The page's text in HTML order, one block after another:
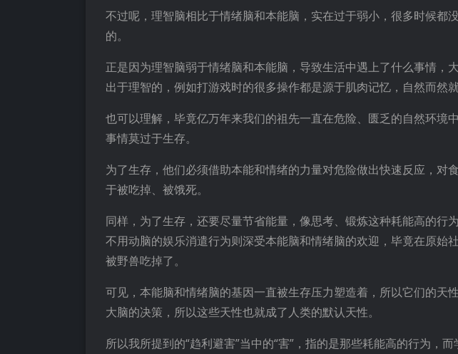
不过呢，理智脑相比于情绪脑和本能脑，实在过于弱小，很多时候都
的。
正是因为理智脑弱于情绪脑和本能脑，导致生活中遇上了什么事情，
出于理智的，例如打游戏时的很多操作都是源于肌肉记忆，自然而然
也可以理解，毕竟亿万年来我们的祖先一直在危险、匮乏的自然环境
事情莫过于生存。
为了生存，他们必须借助本能和情绪的力量对危险做出快速反应，对
于被吃掉、被饿死。
同样，为了生存，还要尽量节省能量，像思考、锻炼这种耗能高的行
不用动脑的娱乐消遣行为则深受本能脑和情绪脑的欢迎，毕竟在原始
被野兽吃掉了。
可见，本能脑和情绪脑的基因一直被生存压力塑造着，所以它们的天
大脑的决策，所以这些天性也就成了人类的默认天性。
所以我所提到的“趋利避害”当中的“害”，指的是那些耗能高的行为，